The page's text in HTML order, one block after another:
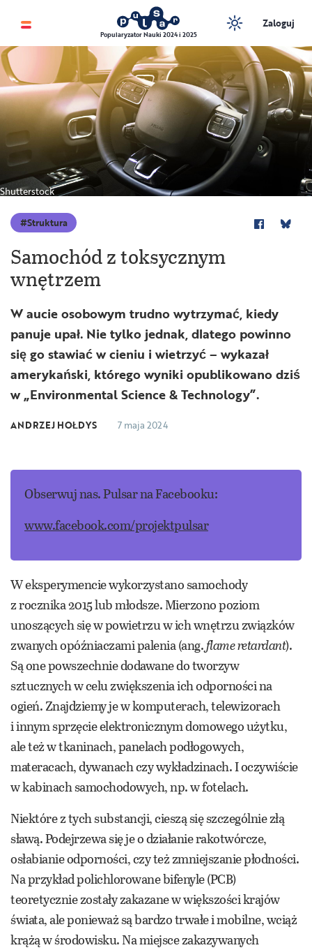
Popularyzator Nauki 2024 i 2025
Zaloguj
Shutterstock
Struktura
Samochód z toksycznym
wnętrzem
W aucie osobowym trudno wytrzymać, kiedy
panuje upał. Nie tylko jednak, dlatego powinno
się go stawiać w cieniu i wietrzyć – wykazał
amerykański, którego wyniki opublikowano dziś
w „Environmental Science & Technology”.
ANDRZEJ HOŁDYS 7 maja 2024
Obserwuj nas. Pulsar na Facebooku:
www.facebook.com/projektpulsar
W eksperymencie wykorzystano samochody
z rocznika 2015 lub młodsze. Mierzono poziom
unoszących się w powietrzu w ich wnętrzu związków
zwanych opóźniaczami palenia (ang.flame retardant).
Są one powszechnie dodawane do tworzyw
sztucznych w celu zwiększenia ich odporności na
ogień. Znajdziemy je w komputerach, telewizorach
i innym sprzęcie elektronicznym domowego użytku,
ale też w tkaninach, panelach podłogowych,
materacach, dywanach czy wykładzinach. I oczywiście
w kabinach samochodowych, np. w fotelach.
Niektóre z tych substancji, cieszą się szczególnie złą
sławą. Podejrzewa się je o działanie rakotwórcze,
osłabianie odporności, czy też zmniejszanie płodności.
Na przykład polichlorowane bifenyle (PCB)
teoretycznie zostały zakazane w większości krajów
świata, ale ponieważ są bardzo trwałe i mobilne, wciąż
krążą w środowisku. Na miejsce zakazywanych